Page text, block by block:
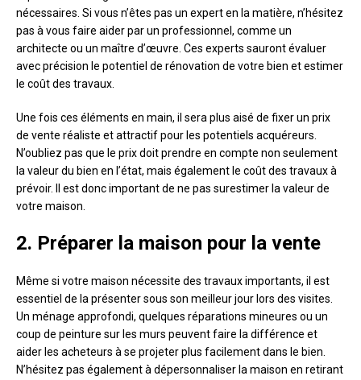
nécessaires. Si vous n’êtes pas un expert en la matière, n’hésitez
pas à vous faire aider par un professionnel, comme un
architecte ou un maître d’œuvre. Ces experts sauront évaluer
avec précision le potentiel de rénovation de votre bien et estimer
le coût des travaux.
Une fois ces éléments en main, il sera plus aisé de fixer un prix
de vente réaliste et attractif pour les potentiels acquéreurs.
N’oubliez pas que le prix doit prendre en compte non seulement
la valeur du bien en l’état, mais également le coût des travaux à
prévoir. Il est donc important de ne pas surestimer la valeur de
votre maison.
2. Préparer la maison pour la vente
Même si votre maison nécessite des travaux importants, il est
essentiel de la présenter sous son meilleur jour lors des visites.
Un ménage approfondi, quelques réparations mineures ou un
coup de peinture sur les murs peuvent faire la différence et
aider les acheteurs à se projeter plus facilement dans le bien.
N’hésitez pas également à dépersonnaliser la maison en retirant